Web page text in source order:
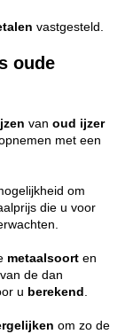
vastgesteld.
oude
van oud ijzer
met een
om
die u voor
metaalsoort en
de dan
u berekend
om zo de